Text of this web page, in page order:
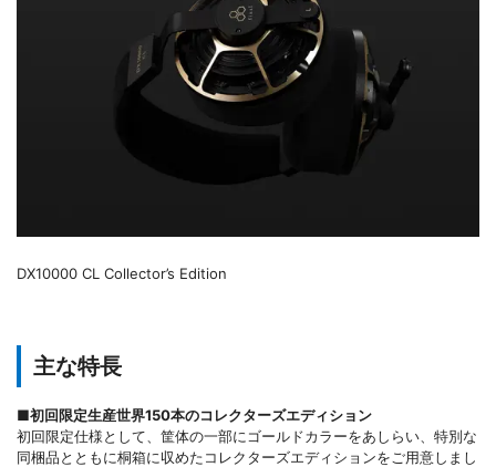
DX10000 CL Collector’s Edition
主な特長
■初回限定生産世界150本のコレクターズエディション
初回限定仕様として、筐体の一部にゴールドカラーをあしらい、特別な
同梱品とともに桐箱に収めたコレクターズエディションをご用意しまし